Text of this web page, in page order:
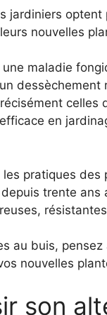
jardiniers
nouvelles
une maladie
en
pratiques des
trente ans
au buis, pensez
nouvelles
son